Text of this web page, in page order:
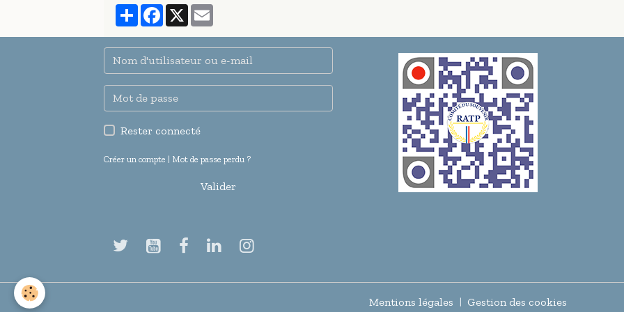
PartagerFacebook
X
Rester connecté
Créer un compte | Mot de passe perdu ?
Valider
Mentions légales Gestion des cookies